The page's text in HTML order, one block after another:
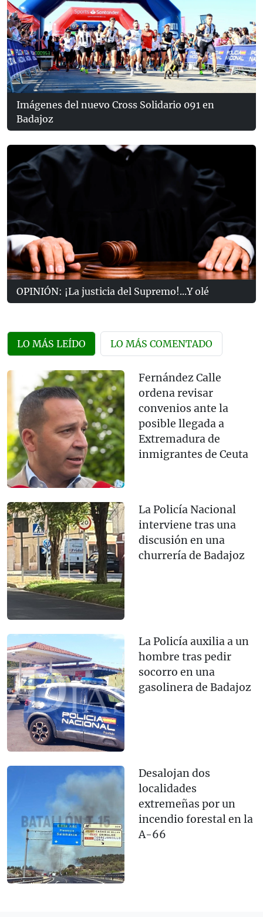
Imágenes del nuevo Cross Solidario 091 en
Badajoz
OPINIÓN: ¡La justicia del Supremo!...Y olé
LO MÁS LEÍDO LO MÁS COMENTADO
Fernández Calle
ordena revisar
convenios ante la
posible llegada a
Extremadura de
inmigrantes de Ceuta
La Policía Nacional
interviene tras una
discusión en una
churrería de Badajoz
La Policía auxilia a un
hombre tras pedir
socorro en una
gasolinera de Badajoz
Desalojan dos
localidades
extremeñas por un
incendio forestal en la
A-66